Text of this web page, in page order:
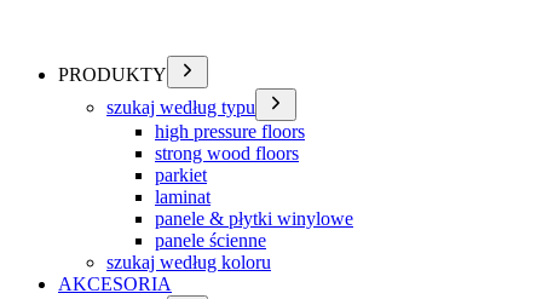
PRODUKTY
szukaj według typu
high pressure floors
strong wood floors
parkiet
laminat
panele & płytki winylowe
panele ścienne
szukaj według koloru
AKCESORIA